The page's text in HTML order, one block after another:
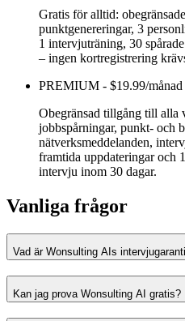
Gratis för alltid:
punktgenereringar, 3
1 intervjuträning, 30
– ingen kortregistrering
PREMIUM - $19.99/månad
Obegränsad tillgång till alla
jobbspårningar, punkt- och
nätverksmeddelanden,
framtida uppdateringar och
intervju inom 30 dagar.
Vanliga frågor
Vad är Wonsulting AIs
Kan jag prova Wonsulting AI gratis?